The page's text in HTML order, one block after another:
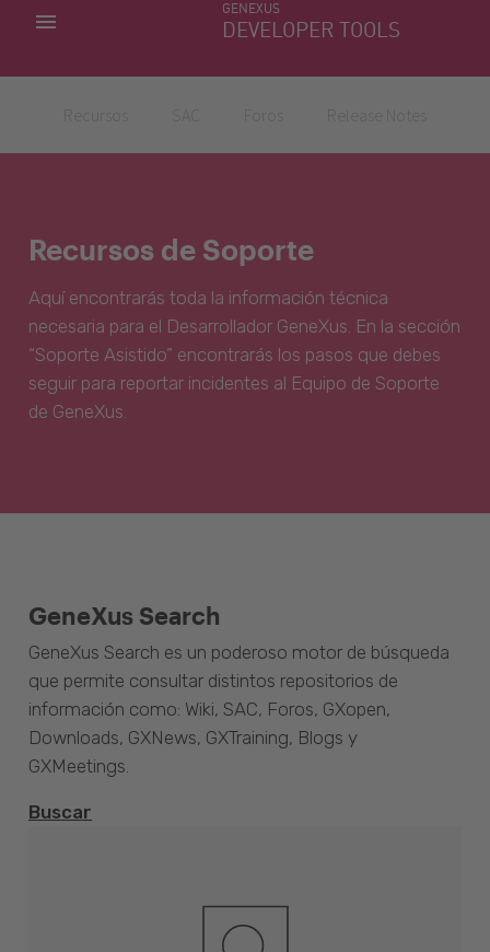
GENEXUS
DEVELOPER TOOLS
MIS APLICACIONES
Recursos de Soporte
Aquí encontrarás toda la información técnica
necesaria para el Desarrollador GeneXus. En la sección
“Soporte Asistido” encontrarás los pasos que debes
seguir para reportar incidentes al Equipo de Soporte
de GeneXus.
GeneXus Search
GeneXus Search es un poderoso motor de búsqueda
que permite consultar distintos repositorios de
información como: Wiki, SAC, Foros, GXopen,
Downloads, GXNews, GXTraining, Blogs y
GXMeetings.
Buscar